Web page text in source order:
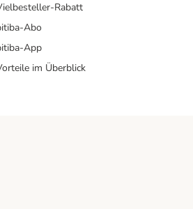
Rabatt
Abo
App
im Überblick